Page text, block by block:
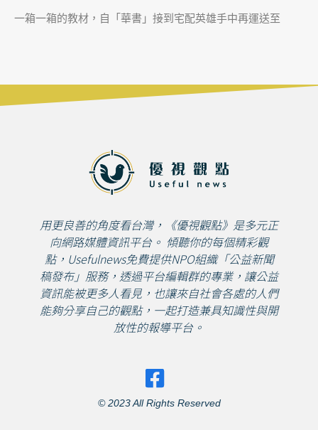
一箱一箱的教材，自「華書」接到宅配英雄手中再運送至
用更良善的角度看台灣，《優視觀點》是多元正
向網路媒體資訊平台。 傾聽你的每個精彩觀
點，Usefulnews免費提供NPO組織「公益新聞
稿發布」服務，透過平台編輯群的專業，讓公益
資訊能被更多人看見，也讓來自社會各處的人們
能夠分享自己的觀點，一起打造兼具知識性與開
放性的報導平台。
© 2023 All Rights Reserved